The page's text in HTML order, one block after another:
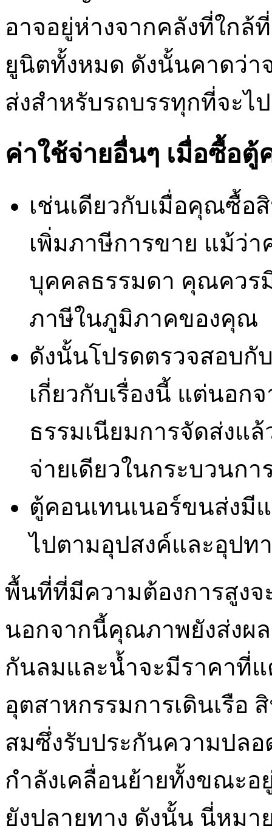
อาจอยู่ห่างจากคลังที่ใกล้
ยูนิตทั้งหมด ดังนั้นคาดว่า
ส่งสำหรับรถบรรทุกที่จะ
ค่าใช้จ่ายอื่นๆ เมื่อซื้อตู้
เช่นเดียวกับเมื่อคุณซื้อ
เพิ่มภาษีการขาย แม้ว่
บุคคลธรรมดา คุณควร
ภาษีในภูมิภาคของคุณ
ดังนั้นโปรดตรวจสอบ
เกี่ยวกับเรื่องนี้ แต่นอก
ธรรมเนียมการจัดส่งแ
จ่ายเดียวในกระบวนกา
ตู้คอนเทนเนอร์ขนส่งมี
ไปตามอุปสงค์และอุปท
พื้นที่ที่มีความต้องการสูง
นอกจากนี้คุณภาพยังส่งผ
กันลมและน้ำจะมีราคาที่
อุตสาหกรรมการเดินเรือ
สมซึ่งรับประกันความปล
กำลังเคลื่อนย้ายทั้งขณะอ
ยังปลายทาง ดังนั้น นี่หมา